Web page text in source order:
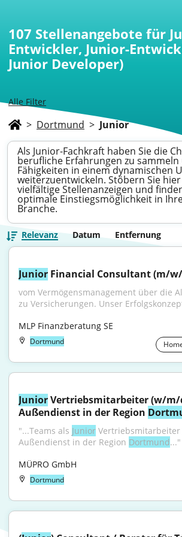
Alle Filter
107 Stellenangebote für
Entwickler, Junior-
Junior Developer)
> Dortmund > Junior
Als Junior-Fachkraft haben Sie die
berufliche Erfahrungen zu
Fähigkeiten in einem dynamischen
weiterzuentwickeln. Stöbern Sie
vielfältige Stellenanzeigen und
optimale Einstiegsmöglichkeit in
Branche.
Relevanz Datum Entfernung
Junior Financial Consultant (m/
vom Vermögensmanagement über die
zu Versicherungen. Unser
MLP Finanzberatung SE
Dortmund
Junior Vertriebsmitarbeiter (w/m/
Außendienst in der Region
"...Teams als Junior
Außendienst in der Region Dortmund..."
MÜPRO GmbH
Dortmund